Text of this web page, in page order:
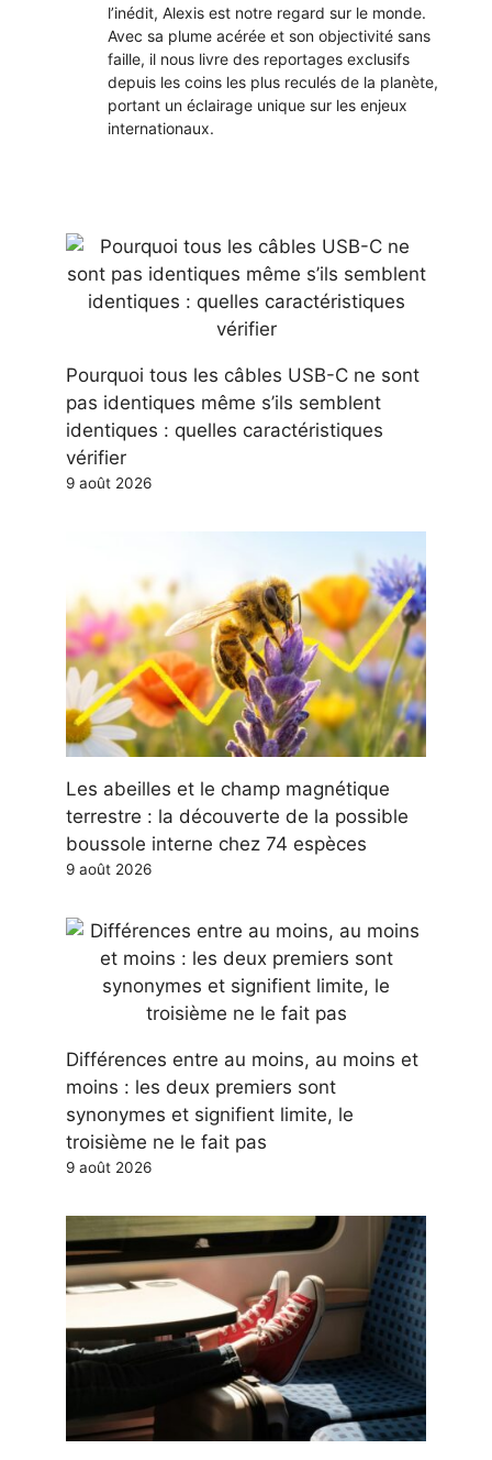
l’inédit, Alexis est notre regard sur le monde.
Avec sa plume acérée et son objectivité sans
faille, il nous livre des reportages exclusifs
depuis les coins les plus reculés de la planète,
portant un éclairage unique sur les enjeux
internationaux.
Pourquoi tous les câbles USB-C ne sont
pas identiques même s’ils semblent
identiques : quelles caractéristiques
vérifier
9 août 2026
Les abeilles et le champ magnétique
terrestre : la découverte de la possible
boussole interne chez 74 espèces
9 août 2026
Différences entre au moins, au moins et
moins : les deux premiers sont
synonymes et signifient limite, le
troisième ne le fait pas
9 août 2026